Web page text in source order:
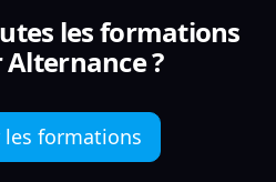
les formations
Alternance ?
les formations